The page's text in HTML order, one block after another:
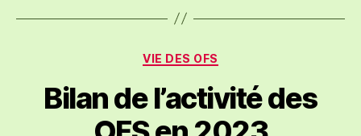
Catégories
VIE DES OFS
Bilan de l’activité des